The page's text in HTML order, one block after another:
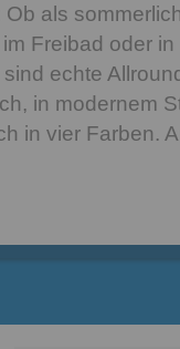
Ob als
Freibad oder
echte
in modernem
in vier Farben.